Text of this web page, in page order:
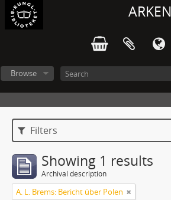
ARKEN
Browse
Filters
Showing 1 results
Archival description
A. L. Brems: Bericht über Polen